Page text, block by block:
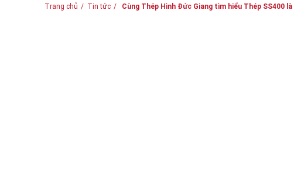
Trang chủ Tin tức Cùng Thép Hình Đức Giang tìm hiểu Thép SS400